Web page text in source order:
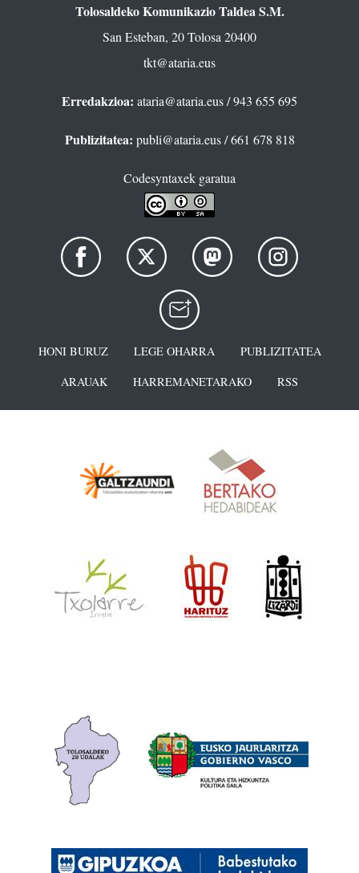
Tolosaldeko Komunikazio Taldea S.M.
San Esteban, 20 Tolosa 20400
tkt@ataria.eus
Erredakzioa: ataria@ataria.eus/ 943 655 695
Publizitatea: publi@ataria.eus/ 661 678 818
Codesyntaxek garatua
HONI BURUZ LEGE OHARRA
PUBLIZITATEA
ARAUAK
HARREMANETARAKO RSS